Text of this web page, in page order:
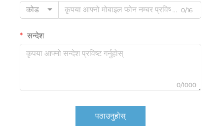
कोड
0/16
सन्देश
0/1000
पठाउनुहोस्